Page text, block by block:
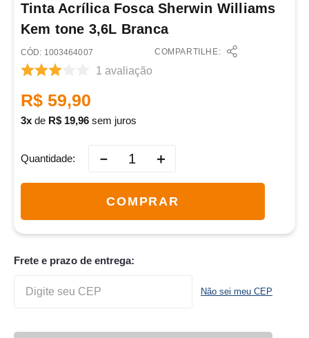
Tinta Acrílica Fosca Sherwin Williams
Kem tone 3,6L Branca
: 1003464007 COMPARTILHE:
1 avaliação
R$ 59,90
3 de R$ 19,96 sem juros
Quantidade ＋
－
COMPRAR
Frete e prazo de entrega:
Não sei meu CEP